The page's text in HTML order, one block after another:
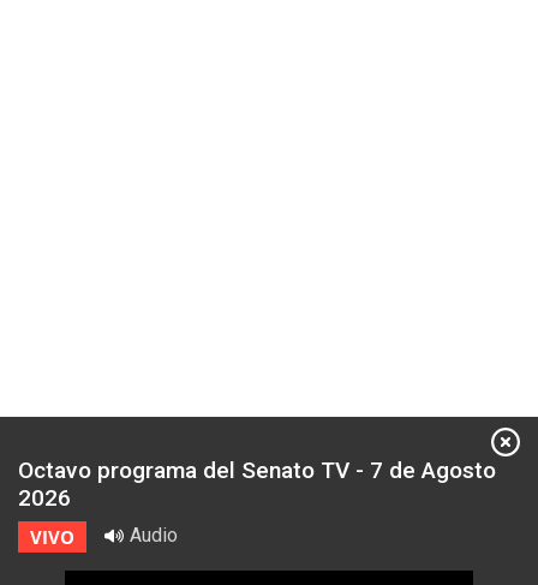
Octavo programa del Senato TV - 7 de Agosto
2026
VIVO Audio